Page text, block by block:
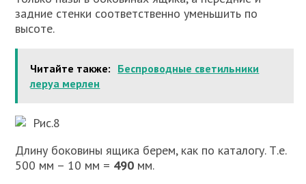
задние стенки соответственно уменьшить по
высоте.
Читайте также: Беспроводные светильники
леруа мерлен
Рис.8
Длину боковины ящика берем, как по каталогу. Т.е.
500 мм – 10 мм = 490 мм.